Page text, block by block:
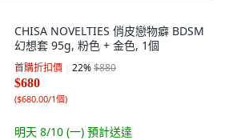
CHISA NOVELTIES 俏皮戀物癖 BDSM
幻想套 95g, 粉色 + 金色, 1個
首購折扣價 22%$880
$680
($680.00/1個)
明天 8/10 (一) 預計送達